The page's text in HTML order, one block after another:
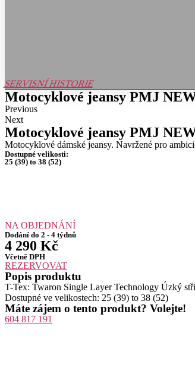
SERVISNÍ HISTORIE
Motocyklové jeansy PMJ
Previous
Next
Motocyklové jeansy PMJ
Motocyklové dámské jeansy. Navržené pro
Dostupné velikosti:
25 (39) to 38 (52)
NA OBJEDNÁNÍ
Dodání do 2 - 4 týdnů
4 290 Kč
Včetně DPH
REZERVOVAT
Popis produktu
T-Tex: Twaron Single Layer Technology Úzký
Dostupné ve velikostech: 25 (39) to 38 (52)
Máte zájem o tento produkt? Volejte!
604 817 191